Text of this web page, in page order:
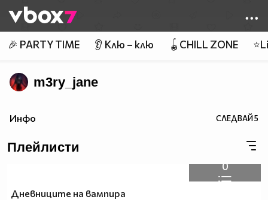
👾
🎉 PARTY TIME 👂 Клю – клю 🪀CHILL ZONE
m3ry_jane
Инфо СЛЕДВАЙ5
Плейлисти
0
Дневниците на вампира